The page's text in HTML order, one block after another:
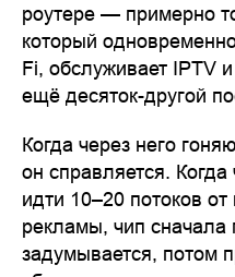
роутере — примерно
который
Fi, обслуживает IPTV
ещё десяток-другой
Когда через него
он справляется.
идти 10–20 потоков
рекламы, чип сначала
задумывается, потом